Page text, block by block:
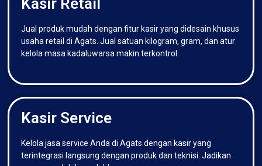
Jual produk mudah dengan fitur kasir yang didesain khusus
usaha retail di Agats. Jual satuan kilogram, gram, dan atur
kelola masa kadaluwarsa makin terkontrol.
Kasir Service
Kelola jasa service Anda di Agats dengan kasir yang
terintegrasi langsung dengan produk dan teknisi. Jadikan